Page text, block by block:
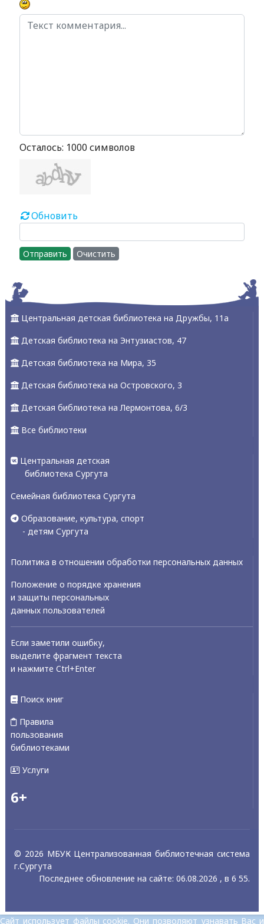
Осталось: 1000 символов
Обновить
Отправить Очистить
Центральная детская библиотека на Дружбы, 11а
Детская библиотека на Энтузиастов, 47
Детская библиотека на Мира, 35
Детская библиотека на Островского, 3
Детская библиотека на Лермонтова, 6/3
Все библиотеки
Центральная детская
библиотека Сургута
Семейная библиотека Сургута
Образование, культура, спорт
- детям Сургута
Политика в отношении обработки персональных данных
Положение о порядке хранения
и защиты персональных
данных пользователей
Если заметили ошибку,
выделите фрагмент текста
и нажмите Ctrl+Enter
Поиск книг
Правила
пользования
библиотеками
Услуги
6+
© 2026 МБУК Централизованная библиотечная система
г.Сургута
Последнее обновление на сайте: 06.08.2026 , в 6 55.
Сайт использует файлы cookie. Они позволяют узнавать Вас и